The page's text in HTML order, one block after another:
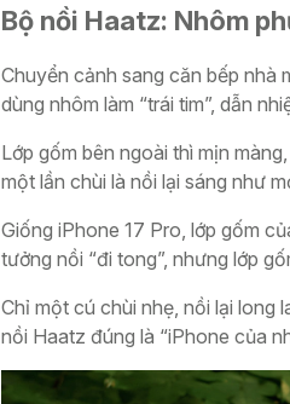
Bộ nồi Haatz: Nhôm
Chuyển cảnh sang căn bếp nhà
dùng nhôm làm “trái tim”, dẫn
Lớp gốm bên ngoài thì mịn
một lần chùi là nồi lại sáng như
Giống iPhone 17 Pro, lớp gốm
tưởng nồi “đi tong”, nhưng lớp
Chỉ một cú chùi nhẹ, nồi lại long
nồi Haatz đúng là “iPhone của